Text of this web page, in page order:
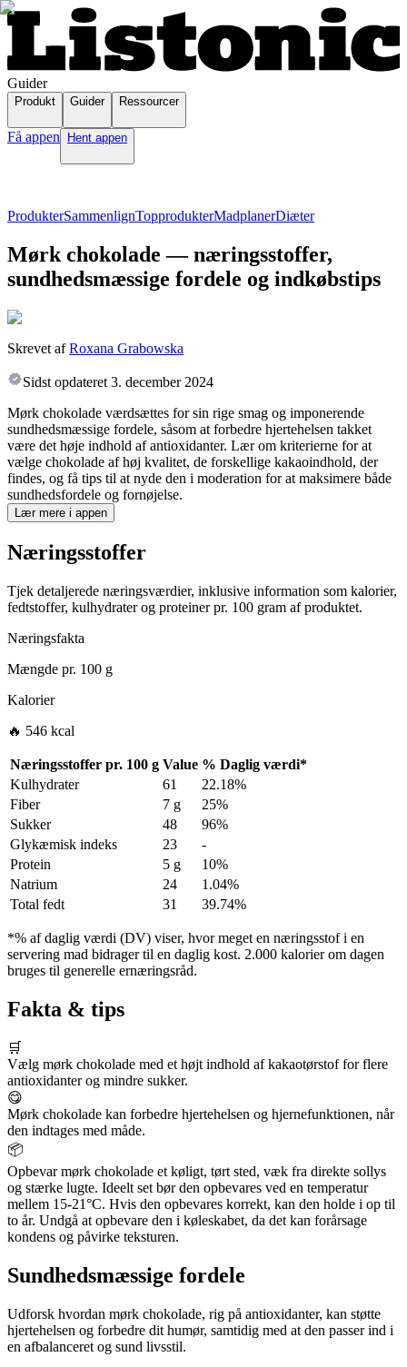
Guider
Produkt Guider Ressourcer
Få appen Hent appen
ProdukterSammenlignTopprodukterMadplanerDiæter
Mørk chokolade — næringsstoffer,
sundhedsmæssige fordele og indkøbstips
Skrevet af Roxana Grabowska
Sidst opdateret 3. december 2024
Mørk chokolade værdsættes for sin rige smag og imponerende
sundhedsmæssige fordele, såsom at forbedre hjertehelsen takket
være det høje indhold af antioxidanter. Lær om kriterierne for at
vælge chokolade af høj kvalitet, de forskellige kakaoindhold, der
findes, og få tips til at nyde den i moderation for at maksimere både
sundhedsfordele og fornøjelse.
Lær mere i appen
Næringsstoffer
Tjek detaljerede næringsværdier, inklusive information som kalorier,
fedtstoffer, kulhydrater og proteiner pr. 100 gram af produktet.
Næringsfakta
Mængde pr. 100 g
Kalorier
🔥 546 kcal
Næringsstoffer pr. 100 g Value % Daglig værdi*
Kulhydrater
61
22.18%
Fiber
7 g
25%
Sukker
48
96%
Glykæmisk indeks
23
-
Protein
5 g
10%
Natrium
24
1.04%
Total fedt
31 39.74%
*% af daglig værdi (DV) viser, hvor meget en næringsstof i en
servering mad bidrager til en daglig kost. 2.000 kalorier om dagen
bruges til generelle ernæringsråd.
Fakta & tips
🛒
Vælg mørk chokolade med et højt indhold af kakaotørstof for flere
antioxidanter og mindre sukker.
😋
Mørk chokolade kan forbedre hjertehelsen og hjernefunktionen, når
den indtages med måde.
📦
Opbevar mørk chokolade et køligt, tørt sted, væk fra direkte sollys
og stærke lugte. Ideelt set bør den opbevares ved en temperatur
mellem 15-21°C. Hvis den opbevares korrekt, kan den holde i op til
to år. Undgå at opbevare den i køleskabet, da det kan forårsage
kondens og påvirke teksturen.
Sundhedsmæssige fordele
Udforsk hvordan mørk chokolade, rig på antioxidanter, kan støtte
hjertehelsen og forbedre dit humør, samtidig med at den passer ind i
en afbalanceret og sund livsstil.